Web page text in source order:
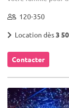
120-350
Location dès3
Contacter